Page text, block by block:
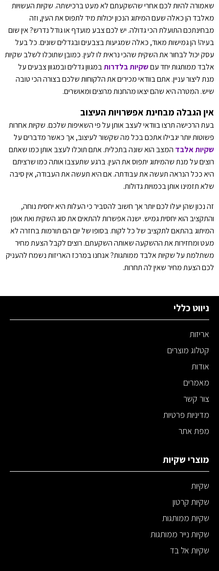
שאמורה להיות לכם אחרי שהשקעתם לא מעט ברכישתה. שקיות העשויות
מאלבד הן כאלה שעם המיתוג הנכון יכולות מיד לתפוס את העין, וזה
מבחינתכם התועלת הכי גדולה. יש לכם צבע מועדף או גודל נדרש? אין שום
בעיה! הן גמישות מאוד, כאלה שמגיעות בצבעים ובגדלים שונים. כל בעל
עסק יכול לבחור את השקית שהכי נראית לו לעין. כמובן שתוכלו לשלב שקיות
אלבד ממותגות יחד עםשקיות בלדרותבמגוון גדלים ובמגוון צבעים על
מנת ליצור עניין. אתם בוודאי מכירים את הלקוחות שלכם בצורה הכי טובה
שיש. המטרה היא שהם יצאו מהחנות מרוצים ומאושרים.
אין הגבלה מבחינת אפשרויות העיצוב
בעת הרכישה תרצו בוודאי לעצב אותן על פי השאיפות שלכם. שקיות אחרות
פשוטות יותר יגבילו אתכם בכל מה שקשור לעיצוב, אך כאשר מדברים על
שקיות אלבד המצב הוא שונה בתכלית. אתם תוכלו לעצב אותן כמו שאתם
רוצים על מנת שהמיתוג יתפוס את העין. ברגע שתעצבו אותה כמו שרציתם
היא ככל הנראה תעשה את עבודתה. אם היא תעשה את העבודה, אין סיבה
שלא תזמינו אותן בכמויות גדולות.
זה נכון שהן יעלו לכם יותר אך חשוב להסביר כי העלות היא יחסית נוחה,
והתקציב הוא יחסית גמיש. ישנה אפשרות להתאים את סוג השקית ואת אופן
המיתוג בהתאם לתקציב של כל לקוח. בסופו של יום הם תורמות בחזרה לא
מעט ומחזירות את ההשקעה שאותה השקעתם. רוצים לקבל הצעת מחיר
משתלמת על שקיות אלבד ממותגות? אנחנו במרכז האריזות נשמח להעניק
לכם הצעת מחיר שאין לה תחרות.
ניווט כללי
אריזות
קטלוג מוצרים
אודות
מאמרים
צור קשר
מדיניות פרטיות
מפת אתר
מוצרי שקיות
שקיות
שקיות קרטון
שקיות ממותגות
שקיות נייר ממותגות
שקיות אל בד